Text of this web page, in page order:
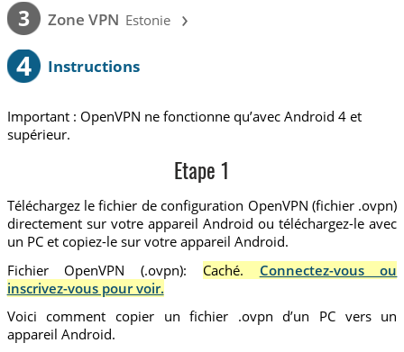
3 Zone VPN Estonie ›
4 Instructions
Important : OpenVPN ne fonctionne qu’avec Android 4 et
supérieur.
Etape 1
Téléchargez le fichier de configuration OpenVPN (fichier .ovpn)
directement sur votre appareil Android ou téléchargez-le avec
un PC et copiez-le sur votre appareil Android.
Fichier OpenVPN (.ovpn):
Caché. Connectez-vous ou
inscrivez-vous pour voir.
Voici comment copier un fichier .ovpn d’un PC vers un
appareil Android.